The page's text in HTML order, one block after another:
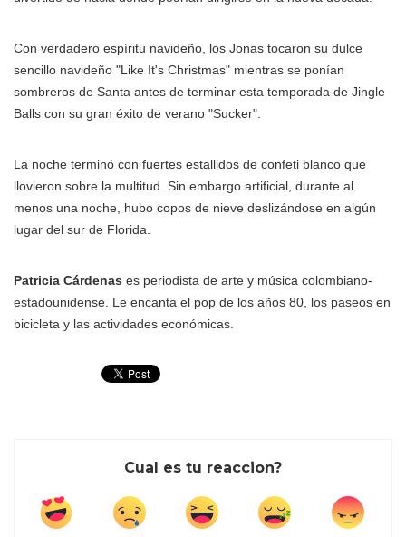
Con verdadero espíritu navideño, los Jonas tocaron su dulce
sencillo navideño "Like It's Christmas" mientras se ponían
sombreros de Santa antes de terminar esta temporada de Jingle
Balls con su gran éxito de verano "Sucker".
La noche terminó con fuertes estallidos de confeti blanco que
llovieron sobre la multitud. Sin embargo artificial, durante al
menos una noche, hubo copos de nieve deslizándose en algún
lugar del sur de Florida.
Patricia Cárdenas es periodista de arte y música colombiano-
estadounidense. Le encanta el pop de los años 80, los paseos en
bicicleta y las actividades económicas.
Cual es tu reaccion?